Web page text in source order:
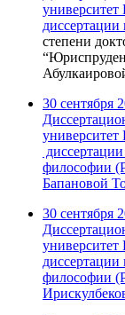
университет
диссертации
степени
30 сентября
университет
философии
Бапановой
30 сентября
университет
диссертации
философии